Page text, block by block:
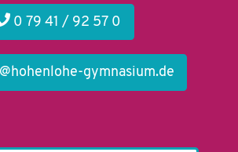
0 79 41 / 92 57 0
gymnasium.de